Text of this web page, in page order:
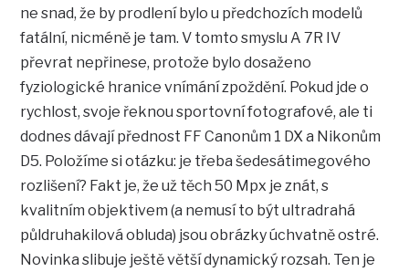
ne snad, že by prodlení bylo u předchozích modelů
fatální, nicméně je tam. V tomto smyslu A 7R IV
převrat nepřinese, protože bylo dosaženo
fyziologické hranice vnímání zpoždění. Pokud jde o
rychlost, svoje řeknou sportovní fotografové, ale ti
dodnes dávají přednost FF Canonům 1 DX a Nikonům
D5. Položíme si otázku: je třeba šedesátimegového
rozlišení? Fakt je, že už těch 50 Mpx je znát, s
kvalitním objektivem (a nemusí to být ultradrahá
půldruhakilová obluda) jsou obrázky úchvatně ostré.
Novinka slibuje ještě větší dynamický rozsah. Ten je